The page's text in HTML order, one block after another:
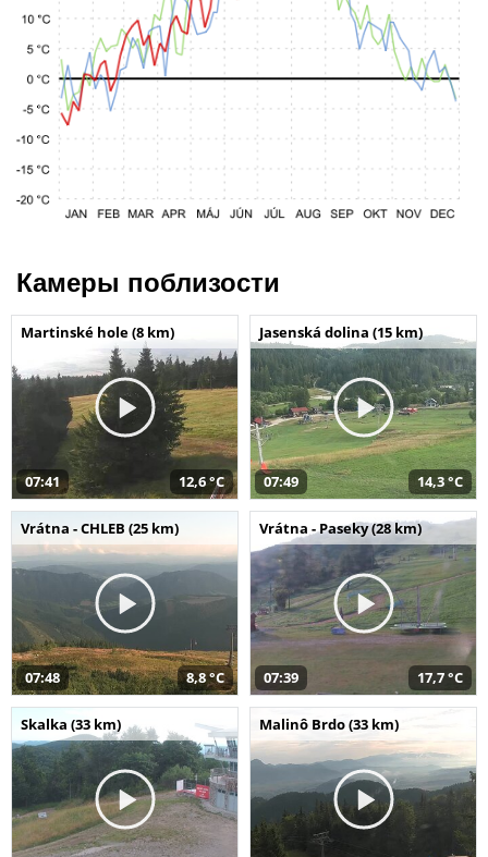
Камеры поблизости
Martinské hole (8 km)
07:41 12,6 °C
Jasenská dolina (15 km)
07:49 14,3 °C
Vrátna - CHLEB (25 km)
07:48 8,8 °C
Vrátna - Paseky (28 km)
07:39 17,7 °C
Skalka (33 km) Malinô Brdo (33 km)